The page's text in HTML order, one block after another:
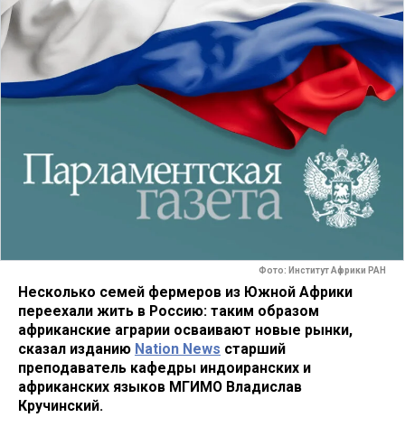
Фото: Институт Африки РАН
Несколько семей фермеров из Южной Африки
переехали жить в Россию: таким образом
африканские аграрии осваивают новые рынки,
сказал изданию Nation News старший
преподаватель кафедры индоиранских и
африканских языков МГИМО Владислав
Кручинский.